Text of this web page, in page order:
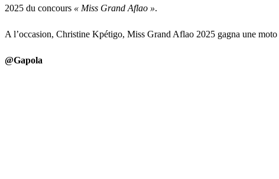
2025 du concours « Miss Grand Aflao ».
A l’occasion, Christine Kpétigo, Miss Grand Aflao 2025 gagna une
@Gapola